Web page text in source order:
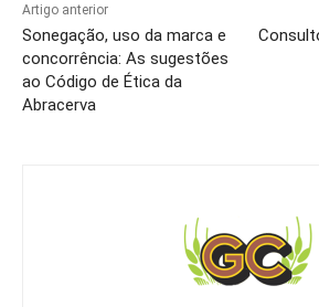
Artigo anterior
Sonegação, uso da marca e
concorrência: As sugestões
ao Código de Ética da
Abracerva